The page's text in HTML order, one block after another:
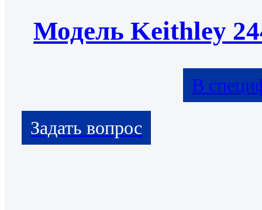
Модель Keithley
В